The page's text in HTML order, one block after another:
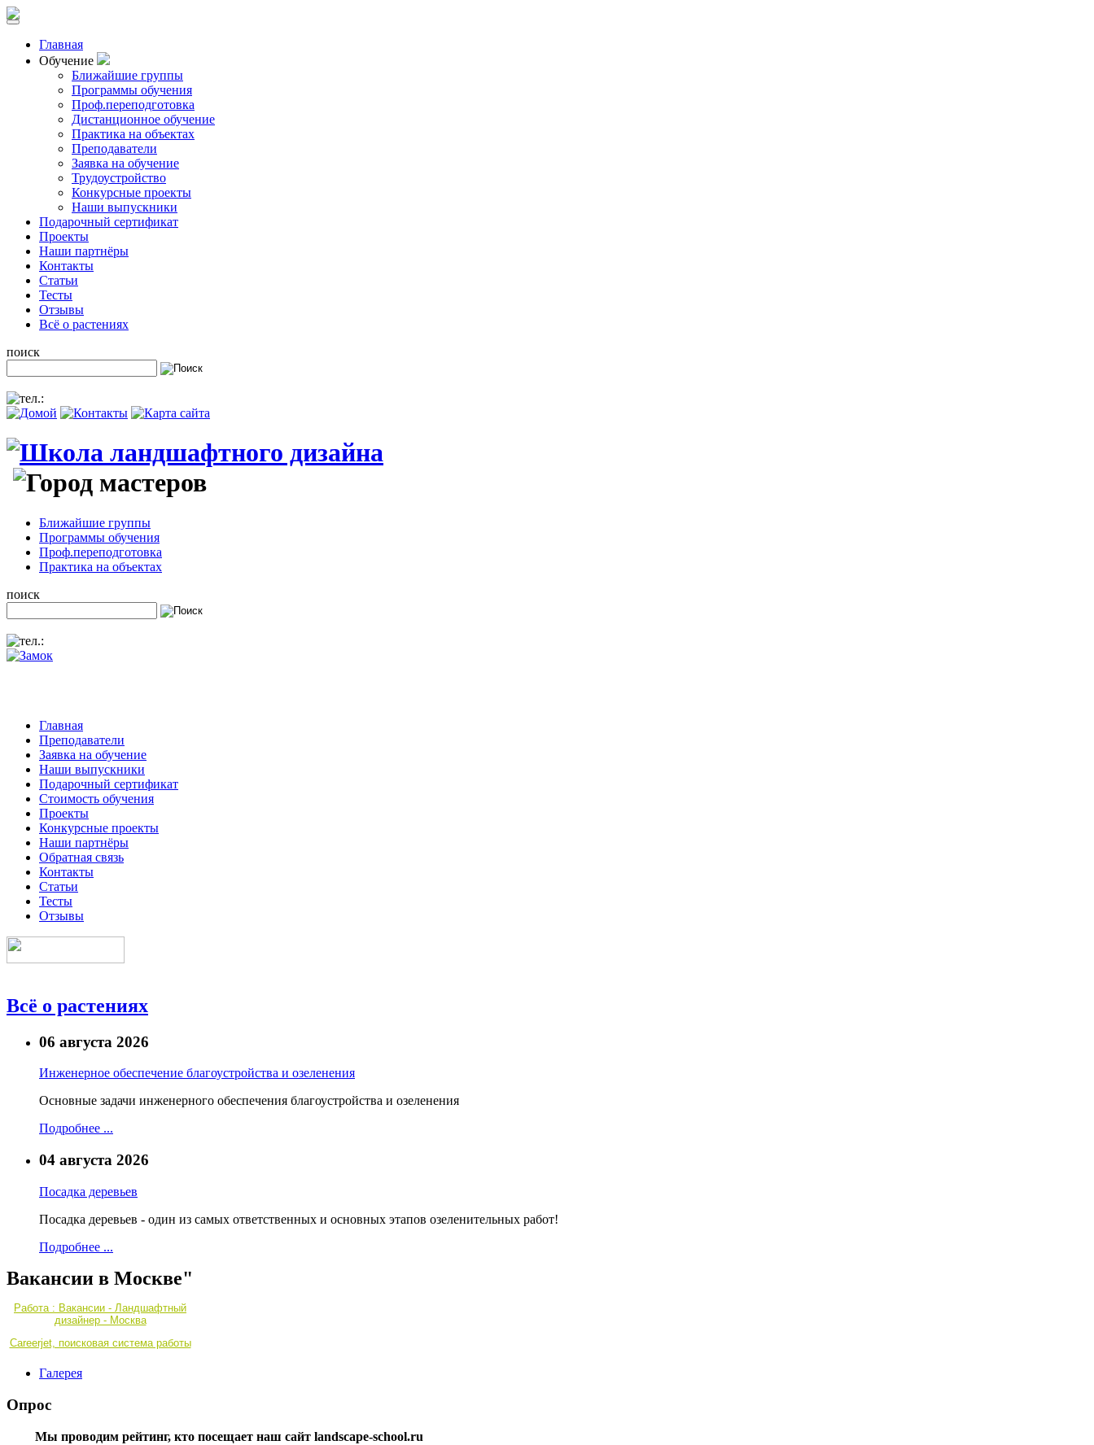
Главная
Обучение
Ближайшие группы
Программы обучения
Проф.переподготовка
Дистанционное обучение
Практика на объектах
Преподаватели
Заявка на обучение
Трудоустройство
Конкурсные проекты
Наши выпускники
Подарочный сертификат
Проекты
Наши партнёры
Контакты
Статьи
Тесты
Отзывы
Всё о растениях
поиск
Ближайшие группы
Программы обучения
Проф.переподготовка
Практика на объектах
поиск
Главная
Преподаватели
Заявка на обучение
Наши выпускники
Подарочный сертификат
Стоимость обучения
Проекты
Конкурсные проекты
Наши партнёры
Обратная связь
Контакты
Статьи
Тесты
Отзывы
Всё о растениях
06 августа 2026
Инженерное обеспечение благоустройства и озеленения
Основные задачи инженерного обеспечения благоустройства и озеленения
Подробнее ...
04 августа 2026
Посадка деревьев
Посадка деревьев - один из самых ответственных и основных этапов озеленительных работ!
Подробнее ...
Вакансии в Москве"
Работа : Вакансии - Ландшафтный
дизайнер - Москва
Careerjet, поисковая система работы
Галерея
Опрос
Мы проводим рейтинг, кто посещает наш сайт landscape-school.ru